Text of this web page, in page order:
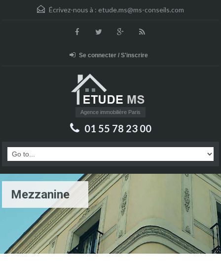
Écrivez-nous à : etude.ms@ms-conseils.com
Se connecter / S'inscrire
Agence immobilière Paris
01 55 78 23 00
Mezzanine